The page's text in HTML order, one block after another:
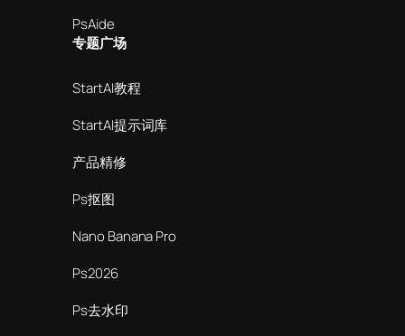
PsAide
专题广场
StartAI教程
StartAI提示词库
产品精修
Ps抠图
Nano Banana Pro
Ps2026
Ps去水印